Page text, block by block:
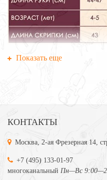
Показать еще
КОНТАКТЫ
Москва, 2-ая Фрезерная 14,
+7 (495) 133-01-97
многоканальный Пн—Вс